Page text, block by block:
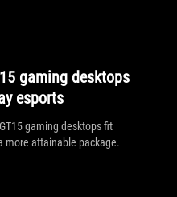
gaming desktops
esports
gaming desktops fit
more attainable package.